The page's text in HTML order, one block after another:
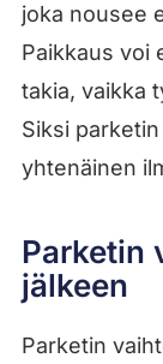
joka nousee
Paikkaus voi
takia, vaikka
Siksi
yhtenäinen
Parketin
jälkeen
Parketin